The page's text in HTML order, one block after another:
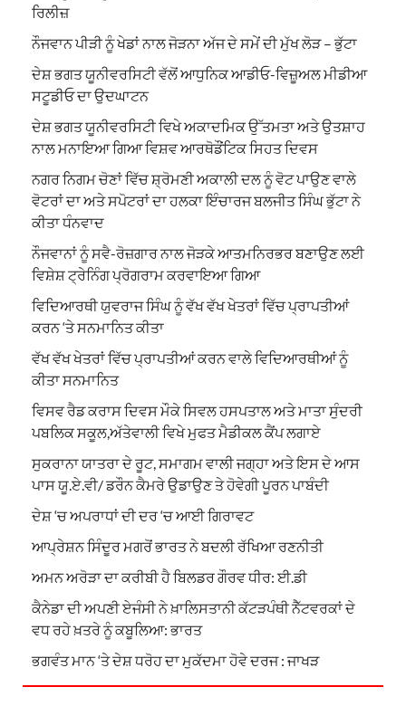
ਰਿਲੀਜ਼
ਨੌਜਵਾਨ ਪੀੜੀ ਨੂੰ ਖੇਡਾਂ ਨਾਲ ਜੋੜਨਾ ਅੱਜ ਦੇ ਸਮੇਂ ਦੀ ਮੁੱਖ ਲੋੜ – ਭੁੱਟਾ
ਦੇਸ਼ ਭਗਤ ਯੂਨੀਵਰਸਿਟੀ ਵੱਲੋਂ ਆਧੁਨਿਕ ਆਡੀਓ-ਵਿਜ਼ੂਅਲ ਮੀਡੀਆ
ਸਟੂਡੀਓ ਦਾ ਉਦਘਾਟਨ
ਦੇਸ਼ ਭਗਤ ਯੂਨੀਵਰਸਿਟੀ ਵਿਖੇ ਅਕਾਦਮਿਕ ਉੱਤਮਤਾ ਅਤੇ ਉਤਸ਼ਾਹ
ਨਾਲ ਮਨਾਇਆ ਗਿਆ ਵਿਸ਼ਵ ਆਰਥੋਡੌਂਟਿਕ ਸਿਹਤ ਦਿਵਸ
ਨਗਰ ਨਿਗਮ ਚੋਣਾਂ ਵਿੱਚ ਸ਼੍ਰੋਮਣੀ ਅਕਾਲੀ ਦਲ ਨੂੰ ਵੋਟ ਪਾਉਣ ਵਾਲੇ
ਵੋਟਰਾਂ ਦਾ ਅਤੇ ਸਪੋਟਰਾਂ ਦਾ ਹਲਕਾ ਇੰਚਾਰਜ ਬਲਜੀਤ ਸਿੰਘ ਭੁੱਟਾ ਨੇ
ਕੀਤਾ ਧੰਨਵਾਦ
ਨੌਜਵਾਨਾਂ ਨੂੰ ਸਵੈ-ਰੋਜ਼ਗਾਰ ਨਾਲ ਜੋੜਕੇ ਆਤਮਨਿਰਭਰ ਬਣਾਉਣ ਲਈ
ਵਿਸ਼ੇਸ਼ ਟ੍ਰੇਨਿੰਗ ਪ੍ਰੋਗਰਾਮ ਕਰਵਾਇਆ ਗਿਆ
ਵਿਦਿਆਰਥੀ ਯੁਵਰਾਜ ਸਿੰਘ ਨੂੰ ਵੱਖ ਵੱਖ ਖੇਤਰਾਂ ਵਿੱਚ ਪ੍ਰਾਪਤੀਆਂ
ਕਰਨ ‘ਤੇ ਸਨਮਾਨਿਤ ਕੀਤਾ
ਵੱਖ ਵੱਖ ਖੇਤਰਾਂ ਵਿੱਚ ਪ੍ਰਾਪਤੀਆਂ ਕਰਨ ਵਾਲੇ ਵਿਦਿਆਰਥੀਆਂ ਨੂੰ
ਕੀਤਾ ਸਨਮਾਨਿਤ
ਵਿਸਵ ਰੈਡ ਕਰਾਸ ਦਿਵਸ ਮੌਕੇ ਸਿਵਲ ਹਸਪਤਾਲ ਅਤੇ ਮਾਤਾ ਸੁੰਦਰੀ
ਪਬਲਿਕ ਸਕੂਲ,ਅੱਤੇਵਾਲੀ ਵਿਖੇ ਮੁਫਤ ਮੈਡੀਕਲ ਕੈਂਪ ਲਗਾਏ
ਸੁਕਰਾਨਾ ਯਾਤਰਾ ਦੇ ਰੂਟ, ਸਮਾਗਮ ਵਾਲੀ ਜਗ੍ਹਾ ਅਤੇ ਇਸ ਦੇ ਆਸ
ਪਾਸ ਯੂ.ਏ.ਵੀ/ ਡਰੌਨ ਕੈਮਰੇ ਉਡਾਉਣ ਤੇ ਹੋਵੇਗੀ ਪੂਰਨ ਪਾਬੰਦੀ
ਦੇਸ਼ ‘ਚ ਅਪਰਾਧਾਂ ਦੀ ਦਰ ‘ਚ ਆਈ ਗਿਰਾਵਟ
ਆਪ੍ਰੇਸ਼ਨ ਸਿੰਦੂਰ ਮਗਰੋਂ ਭਾਰਤ ਨੇ ਬਦਲੀ ਰੱਖਿਆ ਰਣਨੀਤੀ
ਅਮਨ ਅਰੋੜਾ ਦਾ ਕਰੀਬੀ ਹੈ ਬਿਲਡਰ ਗੌਰਵ ਧੀਰ: ਈ.ਡੀ
ਕੈਨੇਡਾ ਦੀ ਅਪਣੀ ਏਜੰਸੀ ਨੇ ਖ਼ਾਲਿਸਤਾਨੀ ਕੱਟੜਪੰਥੀ ਨੈੱਟਵਰਕਾਂ ਦੇ
ਵਧ ਰਹੇ ਖ਼ਤਰੇ ਨੂੰ ਕਬੂਲਿਆ: ਭਾਰਤ
ਭਗਵੰਤ ਮਾਨ ‘ਤੇ ਦੇਸ਼ ਧਰੋਹ ਦਾ ਮੁਕੱਦਮਾ ਹੋਵੇ ਦਰਜ : ਜਾਖੜ